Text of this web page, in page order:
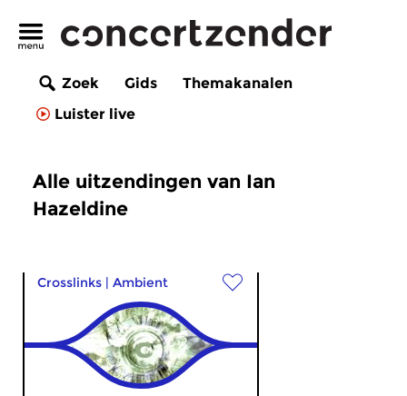
Zoek Gids
Themakanalen
Luister live
Alle uitzendingen van Ian
Hazeldine
Crosslinks | Ambient